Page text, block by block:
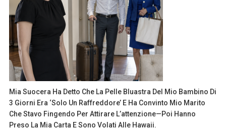
Mia Suocera Ha Detto Che La Pelle Bluastra Del Mio Bambino Di
3 Giorni Era ‘solo Un Raffreddore’ E Ha Convinto Mio Marito
Che Stavo Fingendo Per Attirare L’attenzione—Poi Hanno
Preso La Mia Carta E Sono Volati Alle Hawaii.